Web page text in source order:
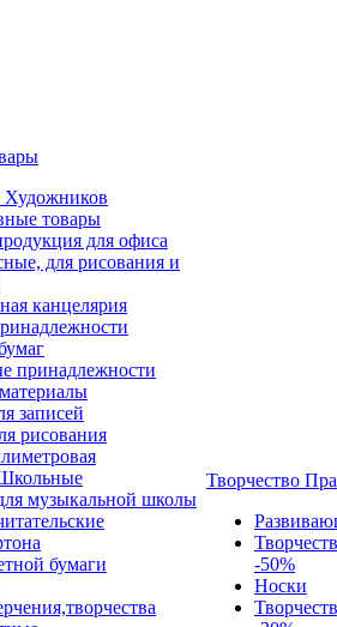
Художников
товары
для офиса
для рисования и
канцелярия
принадлежности
записей
рисования
музыкальной школы
бумаги
Творчество
-50%
Носки